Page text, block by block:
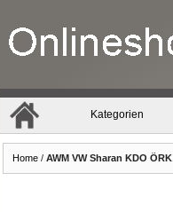
Kategorien
Home / AWM VW Sharan KDO ÖRK